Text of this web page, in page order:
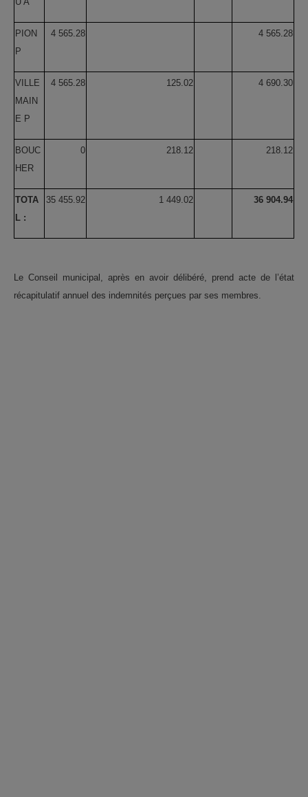
PION
P
4 565.28 4 565.28
VILLE
MAIN
E P
4 565.28 125.02 4 690.30
BOUC
HER
0 218.12 218.12
TOTA
L :
35 455.92 1 449.02 36 904.94
Le Conseil municipal, après en avoir délibéré, prend acte de l’état
récapitulatif annuel des indemnités perçues par ses membres.